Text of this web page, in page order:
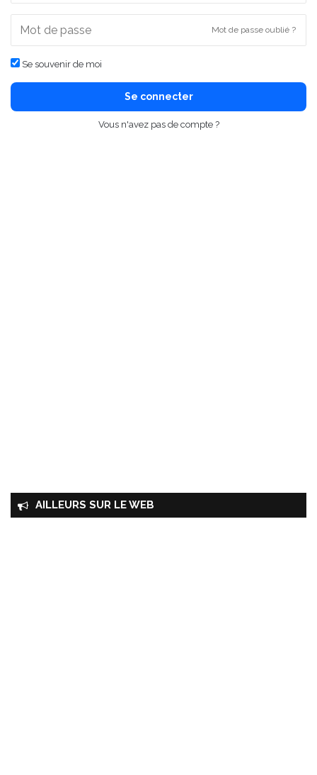
Mot de passe oublié ?
Se souvenir de moi
Se connecter
Vous n'avez pas de compte ?
AILLEURS SUR LE WEB